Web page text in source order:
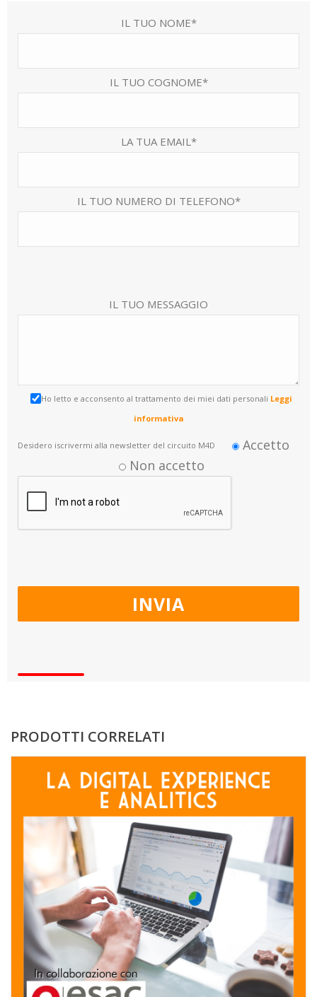
IL TUO NOME*
IL TUO COGNOME*
LA TUA EMAIL*
IL TUO NUMERO DI TELEFONO*
IL TUO MESSAGGIO
Ho letto e acconsento al trattamento dei miei dati personali Leggi
informativa
Desidero iscrivermi alla newsletter del circuito M4D
Accetto
Non accetto
PRODOTTI CORRELATI